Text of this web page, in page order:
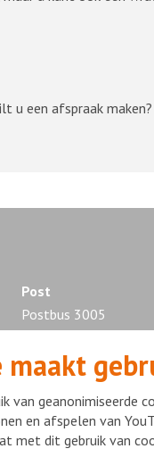
u een afspraak
Post
Postbus 3005
1300 EG Almere
mijnFlevoziekenhuis
maakt
van geanonimiseerde
en afspelen van
met dit gebruik van